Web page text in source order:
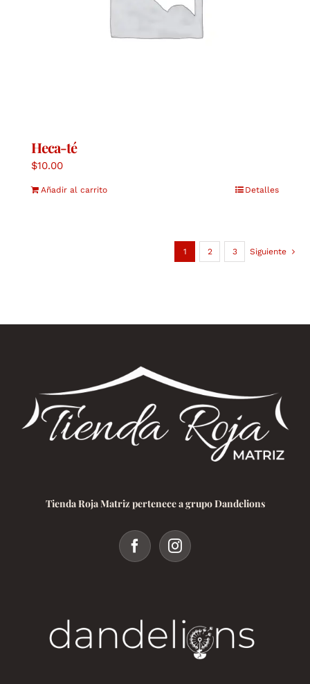
Heca-té
$10.00
Añadir al carrito Detalles
1 2 3 Siguiente
Tienda Roja Matriz pertenece a grupo Dandelions